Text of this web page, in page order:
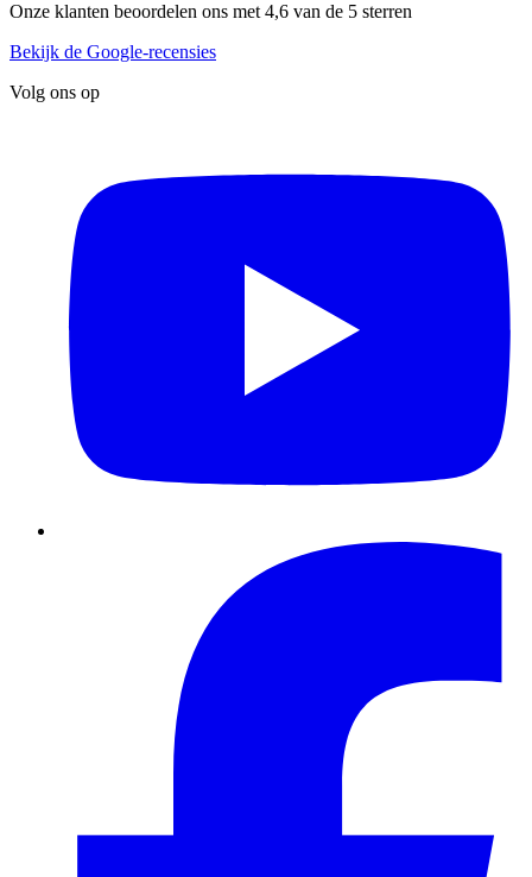
Onze klanten beoordelen ons met 4,6 van de 5 sterren
Bekijk de Google-recensies
Volg ons op